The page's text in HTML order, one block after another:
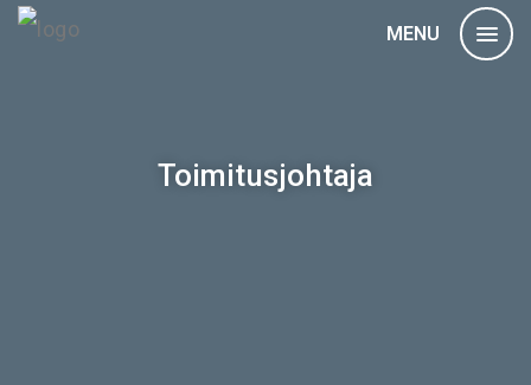
MENU
Toimitusjohtaja